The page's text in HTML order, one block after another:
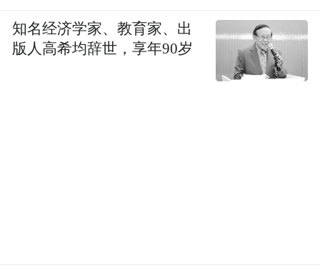
知名经济学家、教育家、出
版人高希均辞世，享年90岁